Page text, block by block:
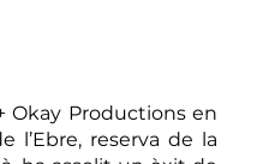
Okay Productions en
l’Ebre, reserva de la